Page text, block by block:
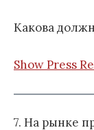
Какова
Show Press
7. На рынке